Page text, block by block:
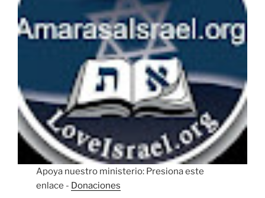
Apoya nuestro ministerio: Presiona este
enlace - Donaciones